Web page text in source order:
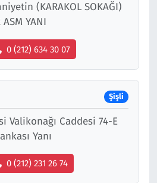
(KARAKOL SOKAĞI)
YANI
0 (212) 634 30 07
Şişli
Valikonağı Caddesi 74-E
Yanı
0 (212) 231 26 74